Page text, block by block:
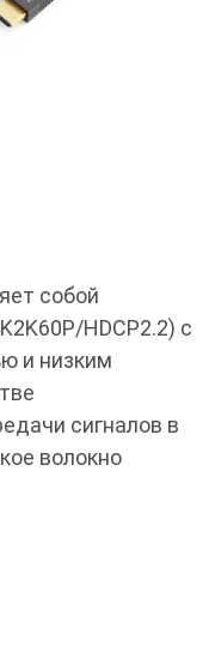
собой
HDCP2.2) с
и низким
сигналов в
волокно